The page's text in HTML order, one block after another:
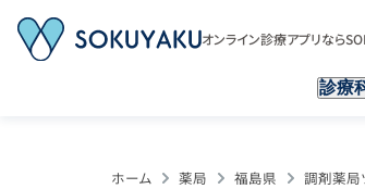
オンライン診療アプリなら
診療
ホーム 薬局 福島県 調剤薬局